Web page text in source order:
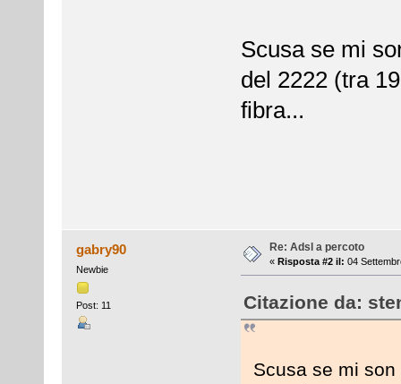
Scusa se mi
del 2222 (tra
fibra...
gabry90
Newbie
Post: 11
Re: Adsl a percoto
« Risposta #2 il: 04
Citazione da:
Scusa se mi